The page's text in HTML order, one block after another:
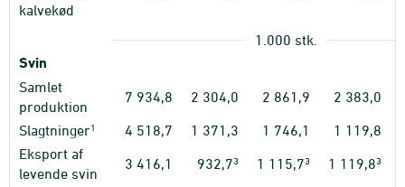
kalvekød
1.000 stk.
Svin
Samlet
produktion
7 934,8 2 304,0 2 861,9 2 383,0
Slagtninger1 4 518,7 1 371,3 1 746,1 1 119,8
Eksport af
levende svin
3 416,1 932,73 1 115,73 1 119,83